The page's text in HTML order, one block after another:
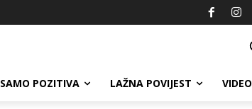
SAMO POZITIVA LAŽNA POVIJEST VIDEO